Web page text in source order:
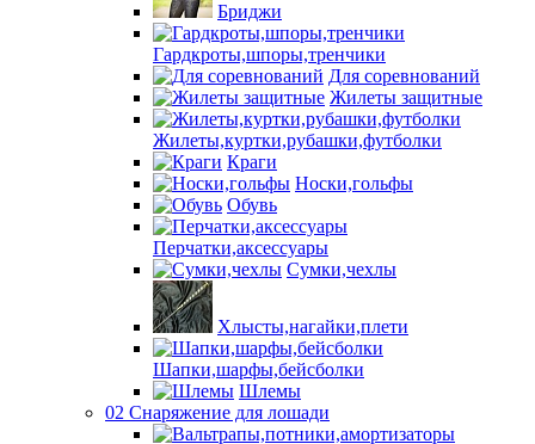
Бриджи
Гардкроты,шпоры,тренчики
Для соревнований
Жилеты защитные
Жилеты,куртки,рубашки,футболки
Краги
Носки,гольфы
Обувь
Перчатки,аксессуары
Сумки,чехлы
Хлысты,нагайки,плети
Шапки,шарфы,бейсболки
Шлемы
02 Снаряжение для лошади